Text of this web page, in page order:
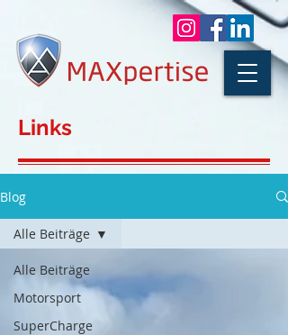
Links
Blog
Alle Beiträge
Motorsport
SuperCharge
Alle Beiträge